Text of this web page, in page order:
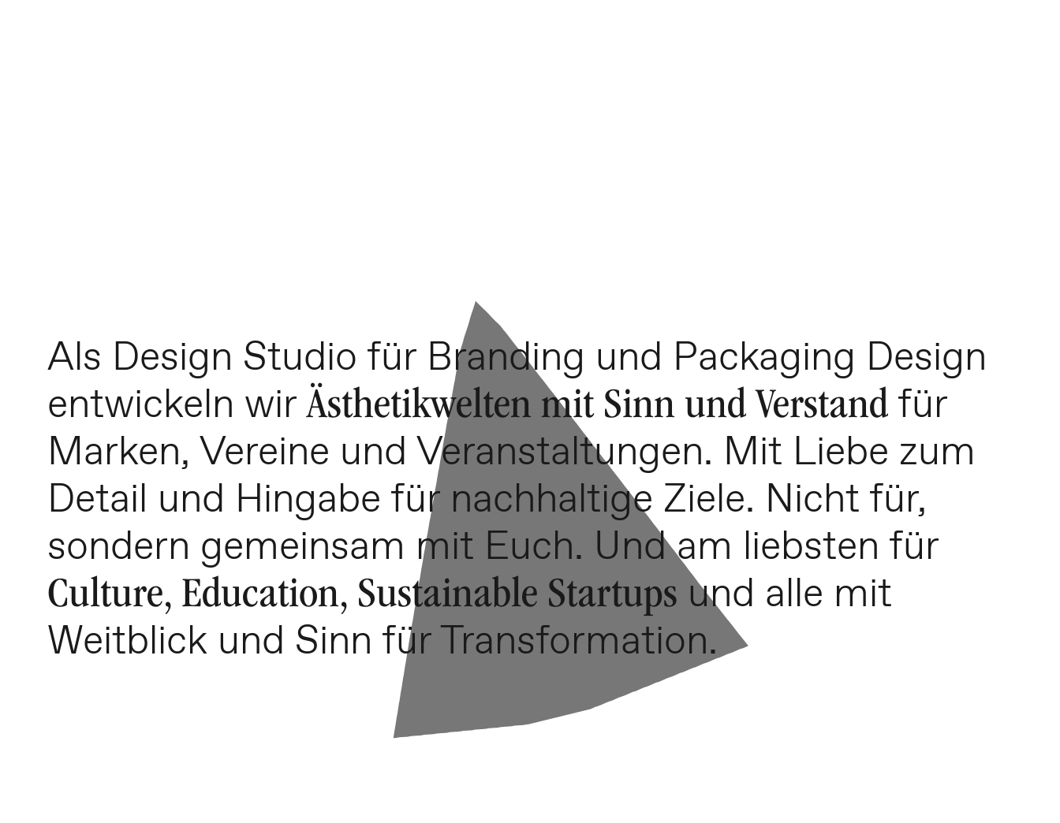
Als Design Studio für Branding und Packaging Design
entwickeln wir Ästhetikwelten mit Sinn und Verstand für
Marken, Vereine und Veranstaltungen. Mit Liebe zum
Detail und Hingabe für nachhaltige Ziele. Nicht für,
sondern gemeinsam mit Euch. Und am liebsten für
Culture, Education, Sustainable Startups und alle mit
Weitblick und Sinn für Transformation.